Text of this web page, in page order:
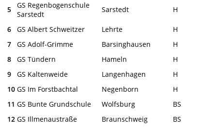
5
GS Regenbogenschule
Sarstedt
Sarstedt H
6 GS Albert Schweitzer Lehrte
H
7
GS Adolf-Grimme Barsinghausen
H
8
GS Tündern Hameln
H
9
GS Kaltenweide Langenhagen
H
10 GS Im Forstbachtal Negenborn
H
11 GS Bunte Grundschule Wolfsburg
BS
12 GS Illmenaustraße Braunschweig
BS